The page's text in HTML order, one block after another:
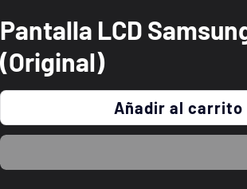
Pantalla LCD
(Original)
Añadir al carrito